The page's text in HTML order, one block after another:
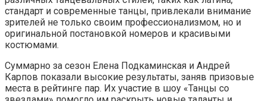
стандарт и современные танцы, привлекали внимание
зрителей не только своим профессионализмом, но и
оригинальной постановкой номеров и красивыми
костюмами.
Суммарно за сезон Елена Подкаминская и Андрей
Карпов показали высокие результаты, заняв призовые
места в рейтинге пар. Их участие в шоу «Танцы со